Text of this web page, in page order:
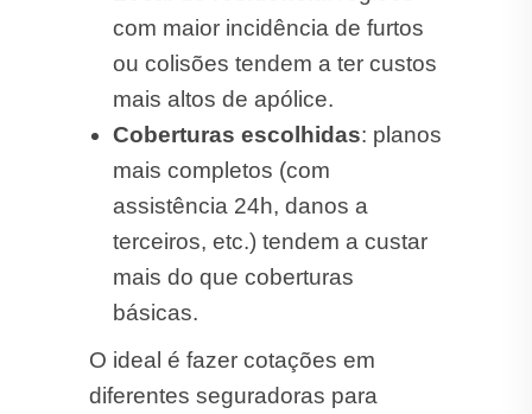
com maior incidência de furtos
ou colisões tendem a ter custos
mais altos de apólice.
Coberturas escolhidas: planos
mais completos (com
assistência 24h, danos a
terceiros, etc.) tendem a custar
mais do que coberturas
básicas.
O ideal é fazer cotações em
diferentes seguradoras para